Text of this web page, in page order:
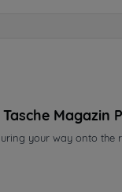
Magazin
your way onto